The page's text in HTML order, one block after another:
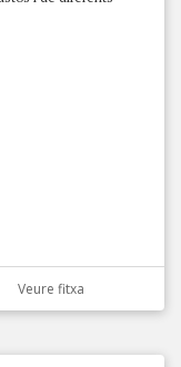
Veure fitxa